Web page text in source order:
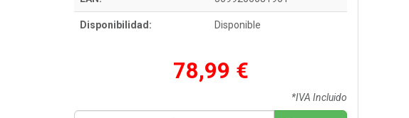
Disponibilidad: Disponible
78,99 €
*IVA Incluido